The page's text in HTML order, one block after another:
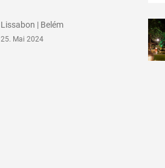
Lissabon | Belém
25. Mai 2024